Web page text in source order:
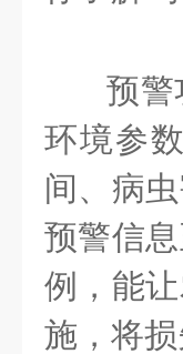
预警
环境参
间、病
预警信
例，能
施，将